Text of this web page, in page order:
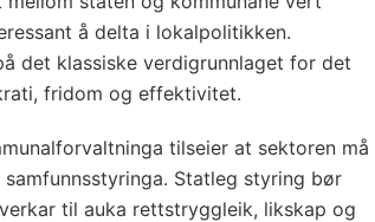
å delta i lokalpolitikken.
det klassiske verdigrunnlaget for det
fridom og effektivitet.
tilseier at sektoren må
Statleg styring bør
til auka rettstryggleik, likskap og